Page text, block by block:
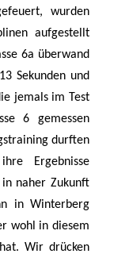
wurden
aufgestellt
6a überwand
Sekunden und
jemals im Test
6 gemessen
durften
Ergebnisse
naher Zukunft
in Winterberg
wohl in diesem
Wir drücken